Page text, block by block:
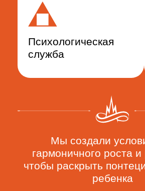
Психологическая
служба
Мы создали
гармоничного роста и
чтобы раскрыть
ребенка